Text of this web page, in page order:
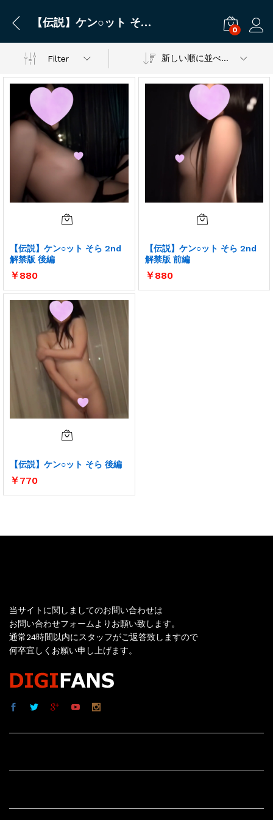
【伝説】ケン○ット そら 2nd 解禁版 後編
0
Filter 新しい順に並べ替え
【伝説】ケン○ット そら 2nd
解禁版 後編
￥880
【伝説】ケン○ット そら 2nd
解禁版 前編
￥880
【伝説】ケン○ット そら 後編
￥770
当サイトに関しましてのお問い合わせは
お問い合わせフォームよりお願い致します。
通常24時間以内にスタッフがご返答致しますので
何卒宜しくお願い申し上げます。